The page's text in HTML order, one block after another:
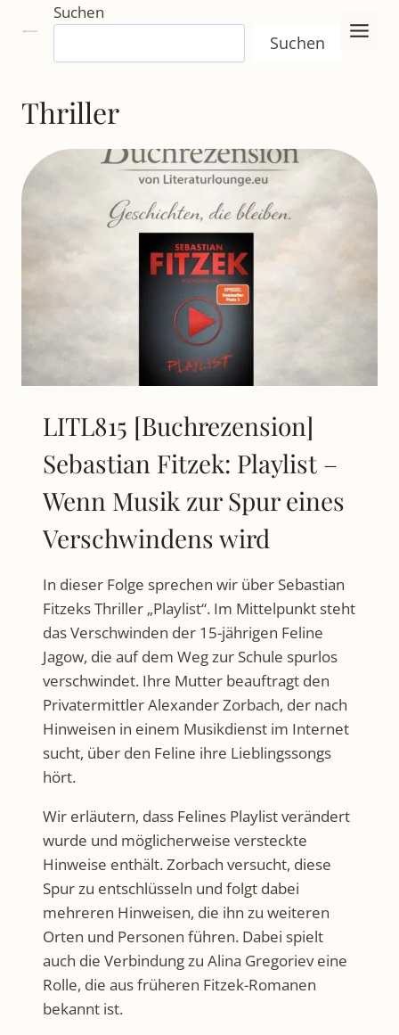
Inhalt
springen
Suchen
Suchen
Thriller
LITL815 [Buchrezension]
Sebastian Fitzek: Playlist –
Wenn Musik zur Spur eines
Verschwindens wird
In dieser Folge sprechen wir über Sebastian
Fitzeks Thriller „Playlist“. Im Mittelpunkt steht
das Verschwinden der 15-jährigen Feline
Jagow, die auf dem Weg zur Schule spurlos
verschwindet. Ihre Mutter beauftragt den
Privatermittler Alexander Zorbach, der nach
Hinweisen in einem Musikdienst im Internet
sucht, über den Feline ihre Lieblingssongs
hört.
Wir erläutern, dass Felines Playlist verändert
wurde und möglicherweise versteckte
Hinweise enthält. Zorbach versucht, diese
Spur zu entschlüsseln und folgt dabei
mehreren Hinweisen, die ihn zu weiteren
Orten und Personen führen. Dabei spielt
auch die Verbindung zu Alina Gregoriev eine
Rolle, die aus früheren Fitzek-Romanen
bekannt ist.